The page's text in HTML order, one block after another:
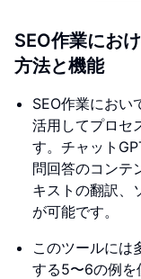
SEO作業にお
方法と機能
SEO作業におい
活用してプロセ
す。チャット
問回答のコンテ
キストの翻訳、
が可能です。
このツールには
する5〜6の例を